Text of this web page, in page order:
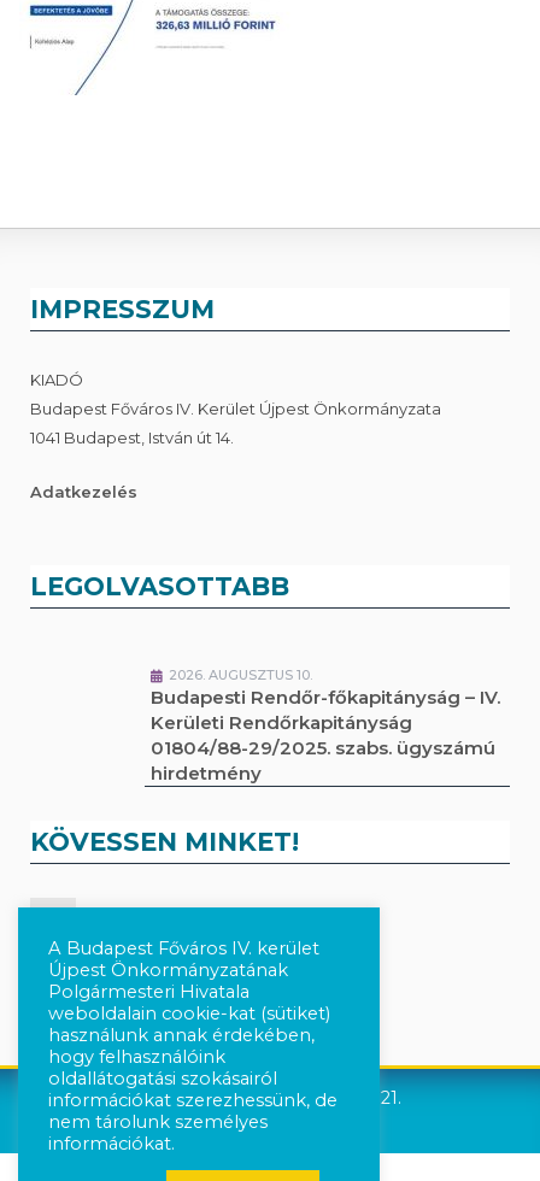
IMPRESSZUM
KIADÓ
Budapest Főváros IV. Kerület Újpest Önkormányzata
1041 Budapest, István út 14.
Adatkezelés
LEGOLVASOTTABB
2026. AUGUSZTUS 10.
Budapesti Rendőr-főkapitányság – IV.
Kerületi Rendőrkapitányság
01804/88-29/2025. szabs. ügyszámú
hirdetmény
KÖVESSEN MINKET!
Követés Instagram-on
Újpest Önkormányzata © 2021.
A Budapest Főváros IV. kerület
Újpest Önkormányzatának
Polgármesteri Hivatala
weboldalain cookie-kat (sütiket)
használunk annak érdekében,
hogy felhasználóink
oldallátogatási szokásairól
információkat szerezhessünk, de
nem tárolunk személyes
információkat.